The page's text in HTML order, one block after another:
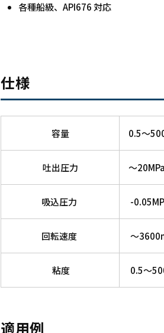
各種船級、API676 対応
仕様
容量 0.5～
吐出圧力 ～20MPa
吸込圧力 -
回転速度 ～
粘度 0.5～
適用例